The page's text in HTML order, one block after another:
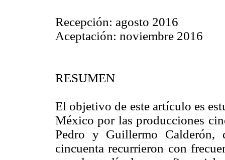
Recepción: agosto 2016
Aceptación: noviembre 2016
RESUMEN
El objetivo de este artículo es
México por las producciones
Pedro y Guillermo Calderón,
cincuenta recurrieron con